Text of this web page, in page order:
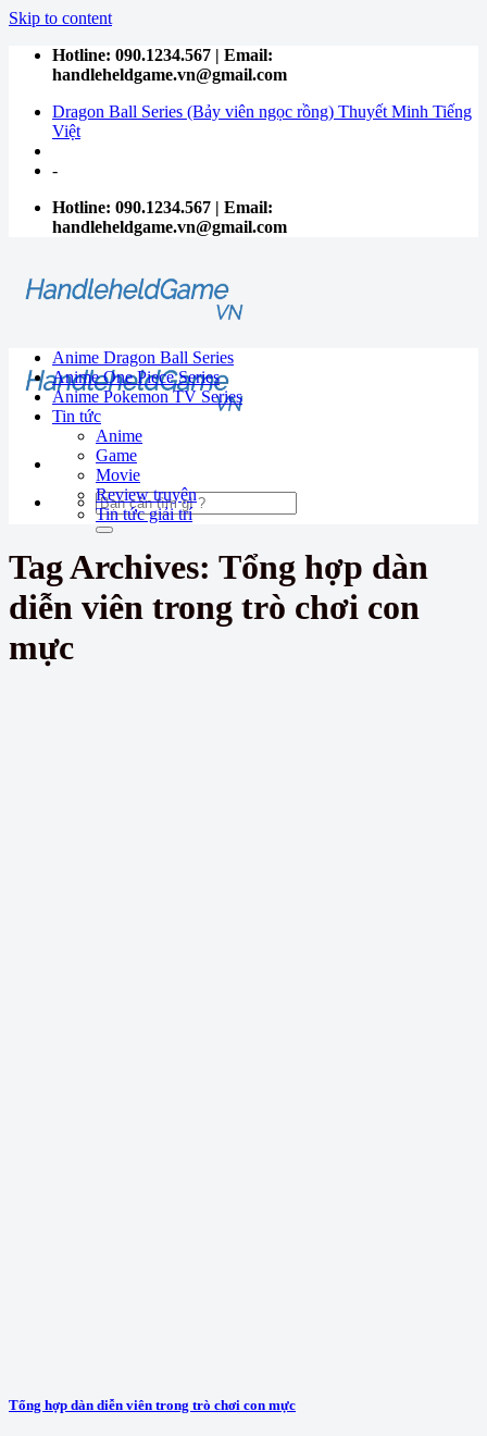
Skip to content
Hotline: 090.1234.567 | Email:
handleheldgame.vn@gmail.com
Dragon Ball Series (Bảy viên ngọc rồng) Thuyết Minh Tiếng
Việt
-
Hotline: 090.1234.567 | Email:
handleheldgame.vn@gmail.com
Anime Dragon Ball Series
Anime One Piece Series
Anime Pokemon TV Series
Tin tức
Anime
Game
Movie
Review truyện
Tin tức giải trí
Tag Archives: Tổng hợp dàn
diễn viên trong trò chơi con
mực
Tổng hợp dàn diễn viên trong trò chơi con mực